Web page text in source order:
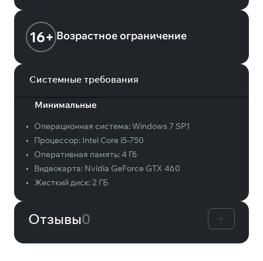
16+ Возрастное ограничение
Системные требования
Минимальные
• Операционная система:Windows 7 SP1
•
Процессор: Intel Core i5-750
•
Оперативная память:4 Гб
•
Видеокарта: Nvidia GeForce GTX 460
•
Жесткий диск:2 ГБ
Отзывы0